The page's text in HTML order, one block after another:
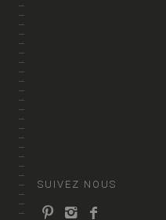
SUIVEZ NOUS